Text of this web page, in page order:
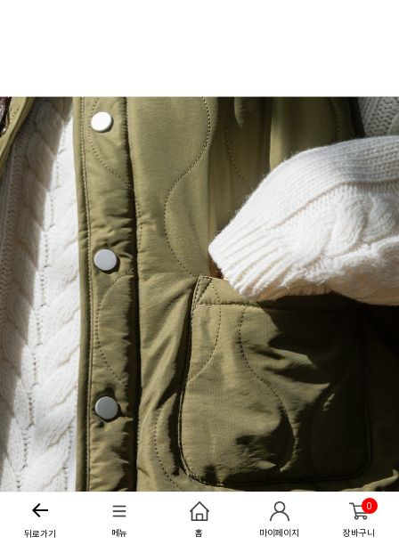
뒤로가기 메뉴 홈 마이페이지
0
장바구니